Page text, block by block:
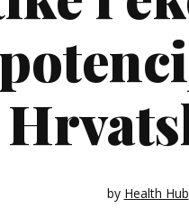
by Health Hub